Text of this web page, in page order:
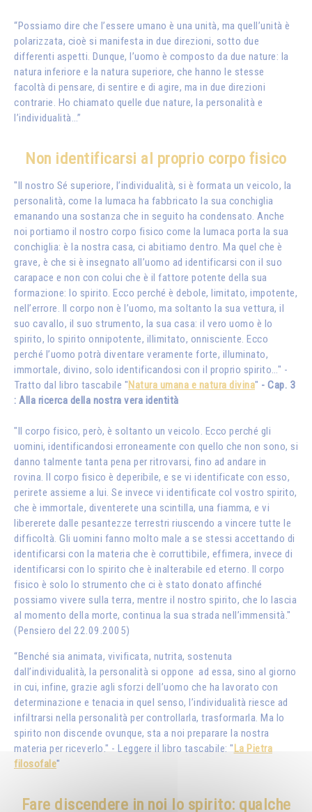
“Possiamo dire che l’essere umano è una unità, ma quell’unità è
polarizzata, cioè si manifesta in due direzioni, sotto due
differenti aspetti. Dunque, l’uomo è composto da due nature: la
natura inferiore e la natura superiore, che hanno le stesse
facoltà di pensare, di sentire e di agire, ma in due direzioni
contrarie. Ho chiamato quelle due nature, la personalità e
l’individualità…”
Non identificarsi al proprio corpo fisico
"Il nostro Sé superiore, l’individualità, si è formata un veicolo, la
personalità, come la lumaca ha fabbricato la sua conchiglia
emanando una sostanza che in seguito ha condensato. Anche
noi portiamo il nostro corpo fisico come la lumaca porta la sua
conchiglia: è la nostra casa, ci abitiamo dentro. Ma quel che è
grave, è che si è insegnato all’uomo ad identificarsi con il suo
carapace e non con colui che è il fattore potente della sua
formazione: lo spirito. Ecco perché è debole, limitato, impotente,
nell’errore. Il corpo non è l’uomo, ma soltanto la sua vettura, il
suo cavallo, il suo strumento, la sua casa: il vero uomo è lo
spirito, lo spirito onnipotente, illimitato, onnisciente. Ecco
perché l’uomo potrà diventare veramente forte, illuminato,
immortale, divino, solo identificandosi con il proprio spirito…" -
Tratto dal libro tascabile "Natura umana e natura divina" - Cap. 3
: Alla ricerca della nostra vera identità
"Il corpo fisico, però, è soltanto un veicolo. Ecco perché gli
uomini, identificandosi erroneamente con quello che non sono, si
danno talmente tanta pena per ritrovarsi, fino ad andare in
rovina. Il corpo fisico è deperibile, e se vi identificate con esso,
perirete assieme a lui. Se invece vi identificate col vostro spirito,
che è immortale, diventerete una scintilla, una fiamma, e vi
libererete dalle pesantezze terrestri riuscendo a vincere tutte le
difficoltà. Gli uomini fanno molto male a se stessi accettando di
identificarsi con la materia che è corruttibile, effimera, invece di
identificarsi con lo spirito che è inalterabile ed eterno. Il corpo
fisico è solo lo strumento che ci è stato donato affinché
possiamo vivere sulla terra, mentre il nostro spirito, che lo lascia
al momento della morte, continua la sua strada nell’immensità."
(Pensiero del 22.09.2005)
“Benché sia animata, vivificata, nutrita, sostenuta
dall’individualità, la personalità si oppone ad essa, sino al giorno
in cui, infine, grazie agli sforzi dell’uomo che ha lavorato con
determinazione e tenacia in quel senso, l’individualità riesce ad
infiltrarsi nella personalità per controllarla, trasformarla. Ma lo
spirito non discende ovunque, sta a noi preparare la nostra
materia per riceverlo." - Leggere il libro tascabile: "La Pietra
filosofale"
Fare discendere in noi lo spirito: qualche